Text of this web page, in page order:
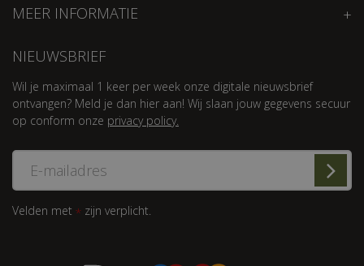
MEER INFORMATIE
NIEUWSBRIEF
Wil je maximaal 1 keer per week onze digitale nieuwsbrief
ontvangen? Meld je dan hier aan! Wij slaan jouw gegevens secuur
op conform onze privacy policy.
Velden met * zijn verplicht.